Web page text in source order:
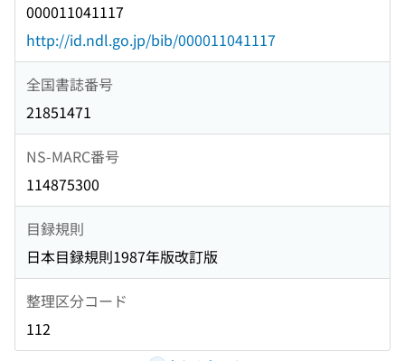
000011041117
http://id.ndl.go.jp/bib/000011041117
全国書誌番号
21851471
NS-MARC番号
114875300
目録規則
日本目録規則1987年版改訂版
整理区分コード
112